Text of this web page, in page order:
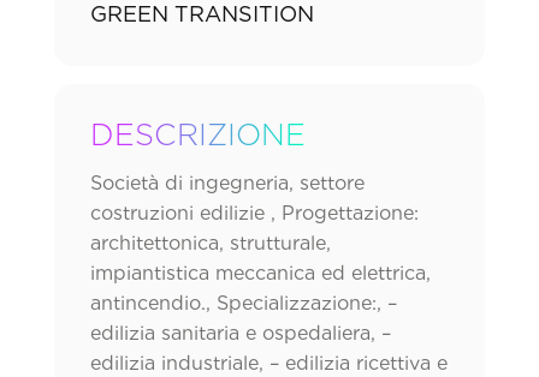
GREEN TRANSITION
DESCRIZIONE
Società di ingegneria, settore
costruzioni edilizie , Progettazione:
architettonica, strutturale,
impiantistica meccanica ed elettrica,
antincendio., Specializzazione:, –
edilizia sanitaria e ospedaliera, –
edilizia industriale, – edilizia ricettiva e